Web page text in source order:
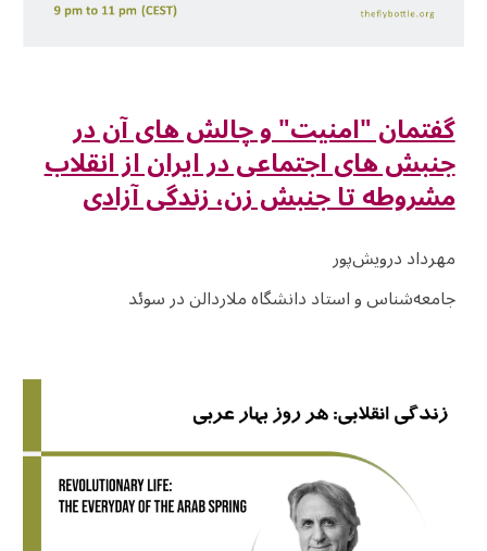
گفتمان "امنیت" و چالش های آن در
جنبش های اجتماعی در ایران از انقلاب
مشروطه تا جنبش زن، زندگی آزادی
مهرداد درویش‌پور
جامعه‌شناس و استاد دانشگاه ملاردالن در سوئد